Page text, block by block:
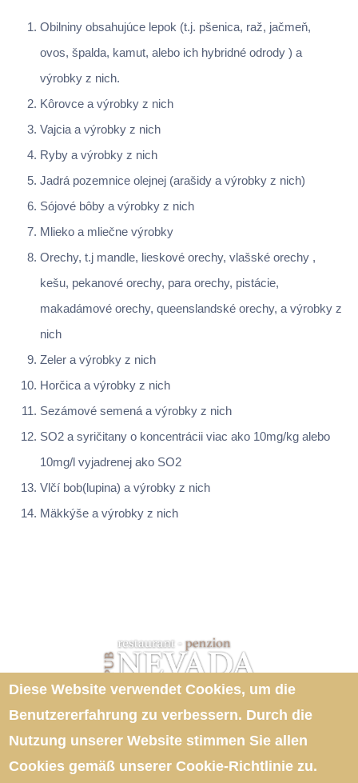
Obilniny obsahujúce lepok (t.j. pšenica, raž, jačmeň,
ovos, špalda, kamut, alebo ich hybridné odrody ) a
výrobky z nich.
Kôrovce a výrobky z nich
Vajcia a výrobky z nich
Ryby a výrobky z nich
Jadrá pozemnice olejnej (arašidy a výrobky z nich)
Sójové bôby a výrobky z nich
Mlieko a mliečne výrobky
Orechy, t.j mandle, lieskové orechy, vlašské orechy ,
kešu, pekanové orechy, para orechy, pistácie,
makadámové orechy, queenslandské orechy, a výrobky z
nich
Zeler a výrobky z nich
Horčica a výrobky z nich
Sezámové semená a výrobky z nich
SO2 a syričitany o koncentrácii viac ako 10mg/kg alebo
10mg/l vyjadrenej ako SO2
Vlčí bob(lupina) a výrobky z nich
Mäkkýše a výrobky z nich
E-mail: info@nevada-pub.sk
Restaurant: +421 944 250 595
Penzion:
+421 31 569 4005
Schutz personenbezogener Daten
Diese Website verwendet Cookies, um die
Benutzererfahrung zu verbessern. Durch die
Nutzung unserer Website stimmen Sie allen
Cookies gemäß unserer Cookie-Richtlinie zu.